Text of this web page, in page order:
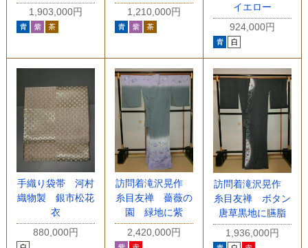
1,903,000円
1,210,000円
イエロー
924,000円
手織り袋帯 河村
織物製 銀市松花
衣
880,000円
訪問着滝沢晃作
糸目友禅 薔薇の
園 緑地に紫
2,420,000円
訪問着滝沢晃作
糸目友禅 ボタン
唐草黒地に臙脂
1,936,000円